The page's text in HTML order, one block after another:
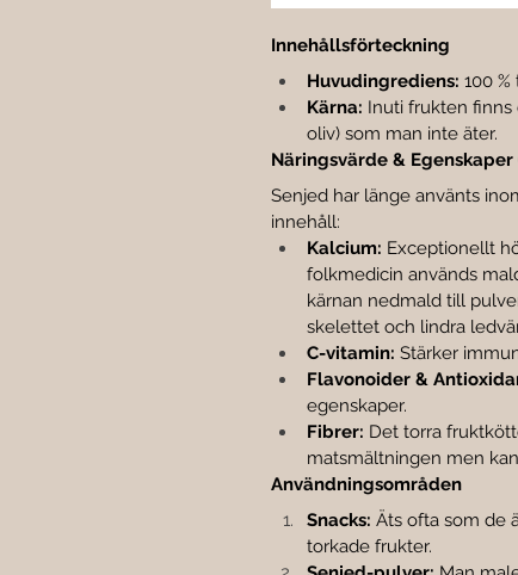
Innehållsförteckning
Huvudingrediens: 100
Kärna: Inuti frukten finns
oliv) som man inte äter.
Näringsvärde &
Senjed har länge använts
innehåll:
Kalcium: Exceptionellt
folkmedicin används
kärnan nedmald till
skelettet och lindra
C-vitamin: Stärker
Flavonoider &
egenskaper.
Fibrer: Det torra
matsmältningen men
Användningsområden
Snacks: Äts ofta som de
torkade frukter.